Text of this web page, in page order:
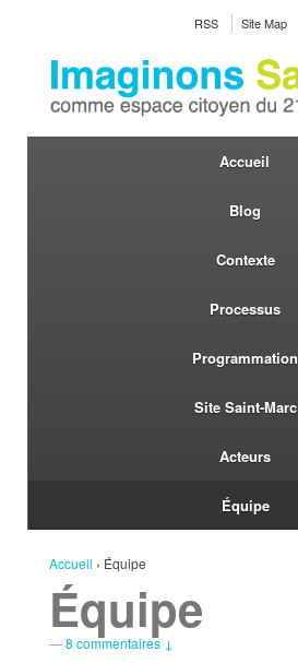
RSS Site Map
Accueil
Blog
Contexte
Processus
Programmation
Site Saint-Marc
Acteurs
Équipe
Accueil › Équipe
Équipe
—8 commentaires ↓